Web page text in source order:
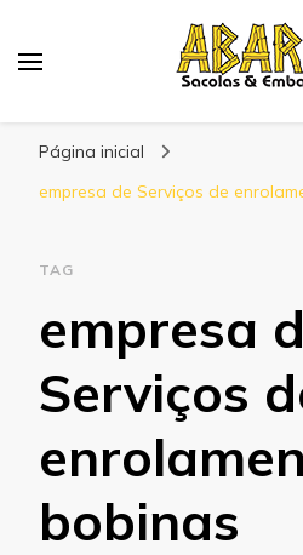
Página inicial
empresa de Serviços de
TAG
empresa
Serviços
bobinas